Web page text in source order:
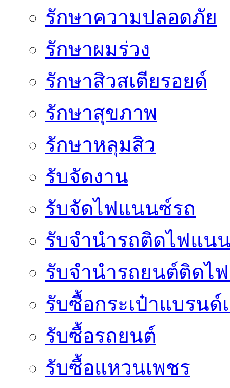
รักษาความปลอดภัย
รักษาผมร่วง
รักษาสิวสเตียรอยด์
รักษาสุขภาพ
รักษาหลุมสิว
รับจัดงาน
รับจัดไฟแนนซ์รถ
รับจำนำรถติดไฟแน
รับจํานํารถยนต์ติดไ
รับซื้อกระเป๋าแบรนด์
รับซื้อรถยนต์
รับซื้อแหวนเพชร